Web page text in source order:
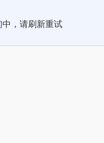
中，请刷新重试